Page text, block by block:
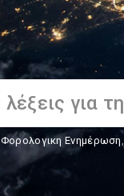
Φορολογικη Ενημέρωση,